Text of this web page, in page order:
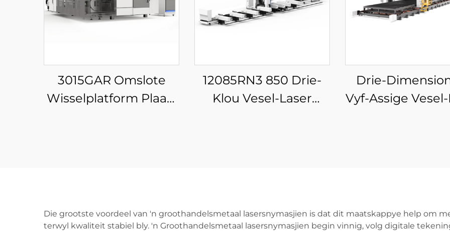
3015GAR Omslote
Wisselplatform Plaat-
12085RN3 850 Drie-
Klou Vesel-Laser
Drie-
Vyf-Assige Vesel-
Die grootste voordeel van 'n groothandelsmetaal lasersnymasjien is dat dit maatskappye help om
terwyl kwaliteit stabiel bly. 'n Groothandelsmetaal lasersnymasjien begin vinnig, volg digitale